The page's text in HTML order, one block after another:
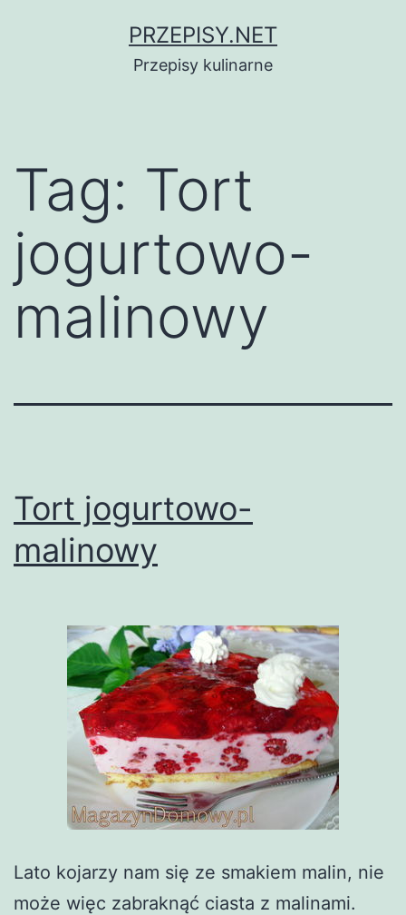
PRZEPISY.NET
Przepisy kulinarne
Tag: Tort
jogurtowo-
malinowy
Tort jogurtowo-
malinowy
Lato kojarzy nam się ze smakiem malin, nie
może więc zabraknąć ciasta z malinami.